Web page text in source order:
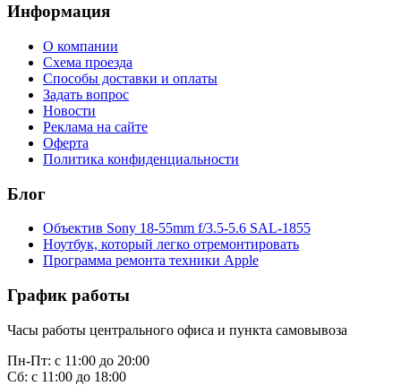
Информация
О компании
Схема проезда
Способы доставки и оплаты
Задать вопрос
Новости
Реклама на сайте
Оферта
Политика конфиденциальности
Блог
Объектив Sony 18-55mm f/3.5-5.6 SAL-1855
Ноутбук, который легко отремонтировать
Программа ремонта техники Apple
График работы
Часы работы центрального офиса и пункта самовывоза
Пн-Пт: с 11:00 до 20:00
Сб: с 11:00 до 18:00